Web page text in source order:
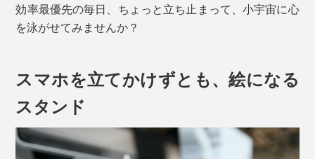
効率最優先の毎日、ちょっと立ち止まって、小宇宙に心
を泳がせてみませんか？
スマホを立てかけずとも、絵になる
スタンド